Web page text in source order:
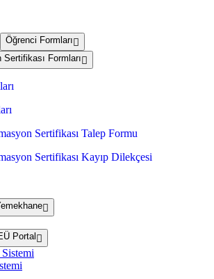
Öğrenci Formları
Formları
Sertifikası Talep Formu
Sertifikası Kayıp Dilekçesi
Portal